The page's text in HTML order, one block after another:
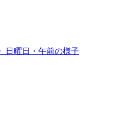
日曜日・午前の様子